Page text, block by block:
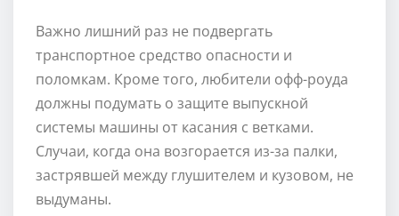
Важно лишний раз не подвергать
транспортное средство опасности и
поломкам. Кроме того, любители офф-роуда
должны подумать о защите выпускной
системы машины от касания с ветками.
Случаи, когда она возгорается из-за палки,
застрявшей между глушителем и кузовом, не
выдуманы.